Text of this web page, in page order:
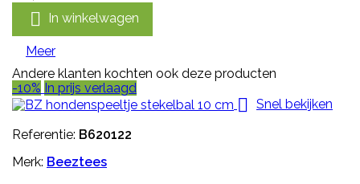
 In winkelwagen
Meer
Andere klanten kochten ook deze producten
-10% In prijs verlaagd
 Snel bekijken
Referentie: B620122
Merk: Beeztees